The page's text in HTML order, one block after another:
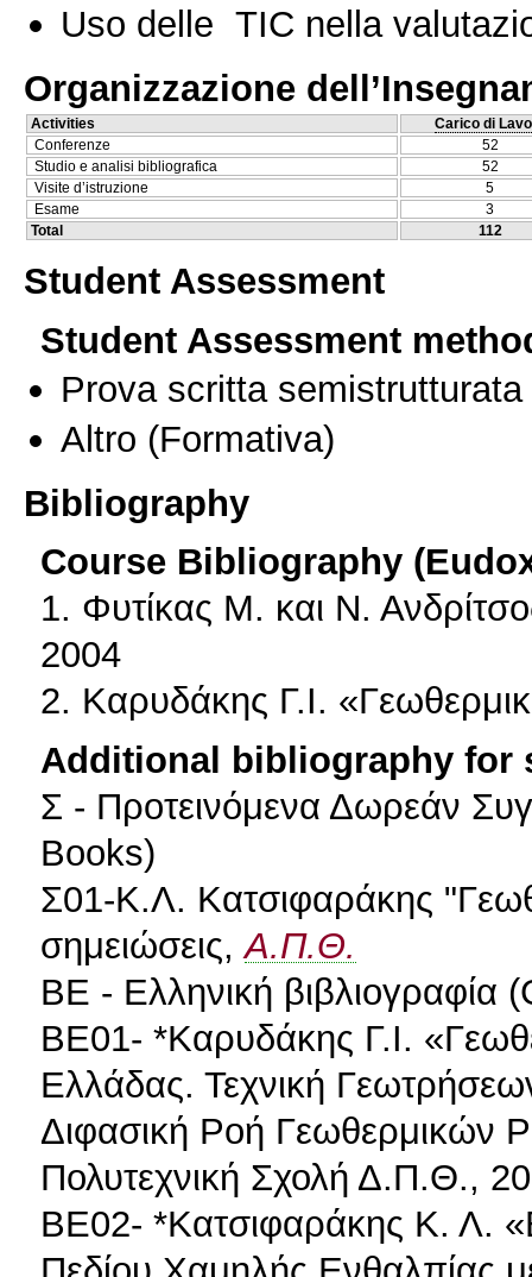
Uso delle TIC nella
Organizzazione
Activities
Carico di
Conferenze
52
Studio e analisi bibliografica
52
Visite d’istruzione
5
Esame
3
Total
112
Student Assessment
Student Assessment
Prova scritta
Altro (Formativa)
Bibliography
Course Bibliography
1. Φυτίκας Μ. και Ν.
2004
2. Καρυδάκης Γ.Ι.
Additional bibliography for
Σ - Προτεινόμενα Δωρεάν
Books)
Σ01-Κ.Λ. Κατσιφαράκης
σημειώσεις,Α.Π.Θ.
ΒΕ - Ελληνική βιβλιογραφία
ΒΕ01- *Καρυδάκης Γ.Ι.
Ελλάδας. Τεχνική
Διφασική Ροή Γεωθερμικών
Πολυτεχνική Σχολή Δ.Π.Θ.,
ΒΕ02- *Κατσιφαράκης Κ. Λ.